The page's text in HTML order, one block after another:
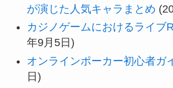
が演じた人気キャラまとめ
カジノゲームにおけるライブ
年9月5日)
オンラインポーカー初心者ガ
日)